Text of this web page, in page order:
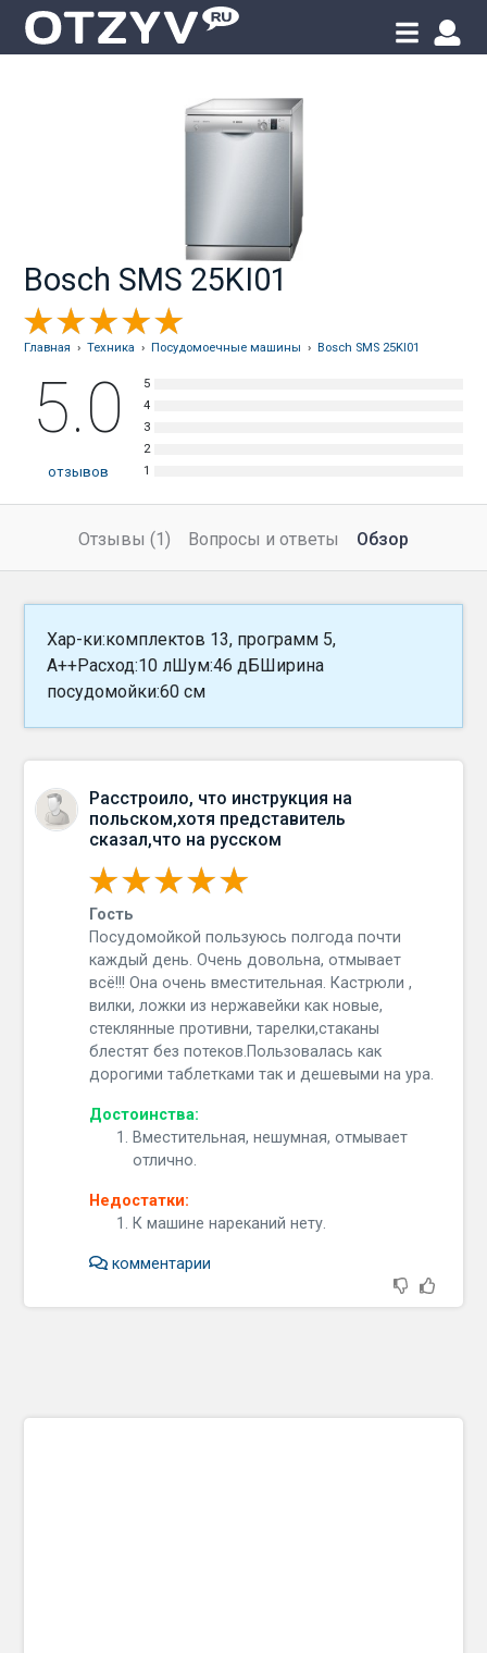
Bosch SMS 25KI01
Главная ›Техника ›Посудомоечные машины ›Bosch SMS 25KI01
5.0
отзывов
Отзывы (1) Вопросы и ответы Обзор
Хар-ки:комплектов 13, программ 5,
A++Расход:10 лШум:46 дБШирина
посудомойки:60 см
Расстроило, что инструкция на
польском,хотя представитель
сказал,что на русском
Гость
Посудомойкой пользуюсь полгода почти
каждый день. Очень довольна, отмывает
всё!!! Она очень вместительная. Кастрюли ,
вилки, ложки из нержавейки как новые,
стеклянные противни, тарелки,стаканы
блестят без потеков.Пользовалась как
дорогими таблетками так и дешевыми на ура.
Достоинства:
Вместительная, нешумная, отмывает
отлично.
Недостатки:
К машине нареканий нету.
комментарии